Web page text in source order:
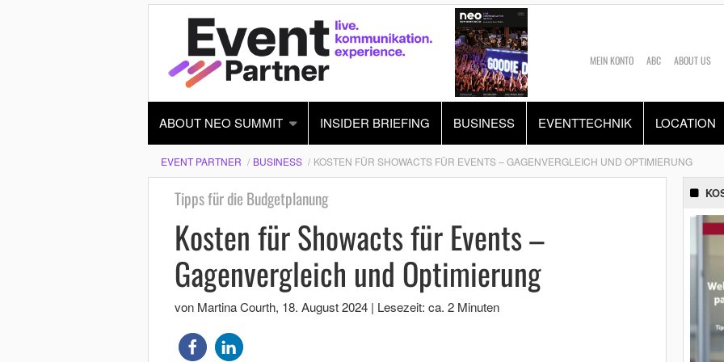
MEIN KONTO ABC ABOUT US
ABOUT NEO SUMMIT INSIDER BRIEFING BUSINESS EVENTTECHNIK LOCATION
EVENT PARTNER BUSINESS KOSTEN FÜR SHOWACTS FÜR EVENTS – GAGENVERGLEICH UND OPTIMIERUNG
Tipps für die Budgetplanung
Kosten für Showacts für Events –
Gagenvergleich und Optimierung
von Martina Courth, 18. August 2024 | Lesezeit: ca. 2 Minuten